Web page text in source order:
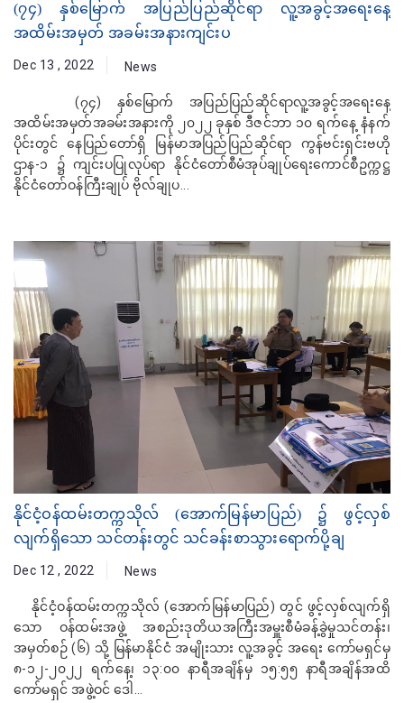
(၇၄) နှစ်မြောက် အပြည်ပြည်ဆိုင်ရာ လူ့အခွင့်အရေးနေ့
အထိမ်းအမှတ် အခမ်းအနားကျင်းပ
Dec 13 , 2022 News
(၇၄) နှစ်မြောက် အပြည်ပြည်ဆိုင်ရာလူ့အခွင့်အရေးနေ့
အထိမ်းအမှတ်အခမ်းအနားကို ၂၀၂၂ ခုနှစ် ဒီဇင်ဘာ ၁၀ ရက်‌နေ့ နံနက်
ပိုင်းတွင် နေပြည်တော်ရှိ မြန်မာအပြည်ပြည်ဆိုင်ရာ ကွန်ဗင်းရှင်းဗဟို
ဌာန-၁ ၌ ကျင်းပပြုလုပ်ရာ နိုင်ငံတော်စီမံအုပ်ချုပ်ရေးကောင်စီဥက္ကဋ္ဌ
နိုင်ငံတော်ဝန်ကြီးချုပ် ဗိုလ်ချုပ...
နိုင်ငံ့ဝန်ထမ်းတက္ကသိုလ် (အောက်မြန်မာပြည်) ၌ ဖွင့်လှစ်
လျက်ရှိသော သင်တန်းတွင် သင်ခန်းစာသွားရောက်ပို့ချ
Dec 12 , 2022 News
နိုင်ငံ့ဝန်ထမ်းတက္ကသိုလ် (အောက်မြန်မာပြည်) တွင် ဖွင့်လှစ်လျက်ရှိ
သော ဝန်ထမ်းအဖွဲ့ အစည်းဒုတိယအကြီးအမှူးစီမံခန့်ခွဲမှုသင်တန်း၊
အမှတ်စဉ် (၆) သို့ မြန်မာနိုင်ငံ အမျိုးသား လူ့အခွင့် အရေး ကော်မရှင်မှ
၈-၁၂-၂၀၂၂ ရက်နေ့၊ ၁၃:၀၀ နာရီအချိန်မှ ၁၅:၅၅ နာရီအချိန်အထိ
ကော်မရှင် အဖွဲ့ဝင် ဒေါ...